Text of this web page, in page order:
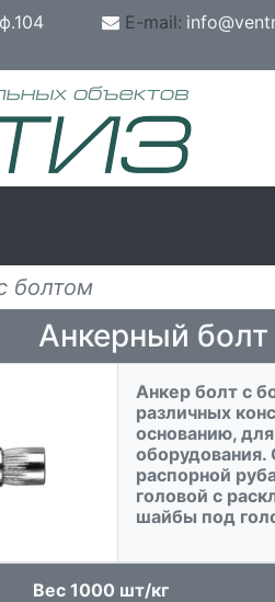
E-mail:
болтом
Анкерный
Анкер болт c
различных
основанию,
оборудования.
распорной
головой с
шайбы под
Вес 1000 шт/кг